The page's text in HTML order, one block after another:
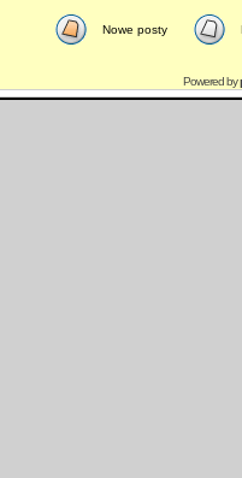
Nowe posty
Powered by